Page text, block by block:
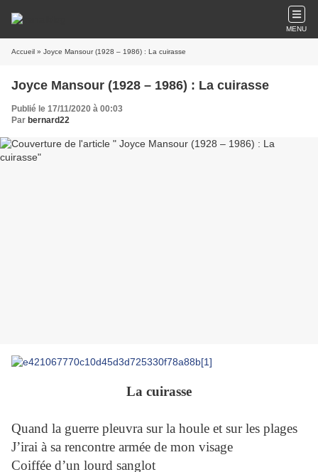
MENU
Accueil » Joyce Mansour (1928 – 1986) : La cuirasse
Joyce Mansour (1928 – 1986) : La cuirasse
Publié le 17/11/2020 à 00:03
Par bernard22
La cuirasse
Quand la guerre pleuvra sur la houle et sur les plages
J’irai à sa rencontre armée de mon visage
Coiffée d’un lourd sanglot